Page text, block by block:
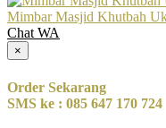
Mimbar Masjid Khutbah
Chat WA
×
Order Sekarang
SMS ke : 085 647 170 724